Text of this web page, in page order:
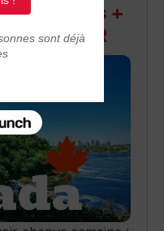
exclusives +
Q&R